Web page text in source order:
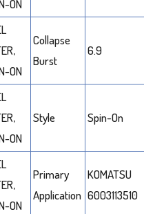
ON
ON
Collapse
Burst
6.9
ON
Style Spin-On
ON
Primary
Application
KOMATSU
6003113510